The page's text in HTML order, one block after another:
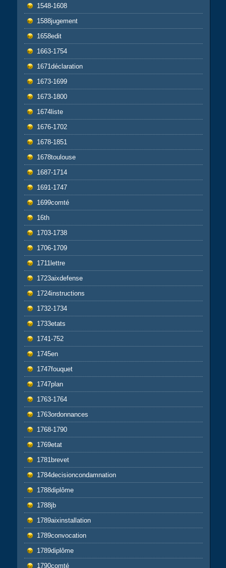
1548-1608
1588jugement
1658edit
1663-1754
1671déclaration
1673-1699
1673-1800
1674liste
1676-1702
1678-1851
1678toulouse
1687-1714
1691-1747
1699comté
16th
1703-1738
1706-1709
1711lettre
1723aixdefense
1724instructions
1732-1734
1733etats
1741-752
1745en
1747fouquet
1747plan
1763-1764
1763ordonnances
1768-1790
1769etat
1781brevet
1784decisioncondamnation
1788diplôme
1788jb
1789aixinstallation
1789convocation
1789diplôme
1790comté